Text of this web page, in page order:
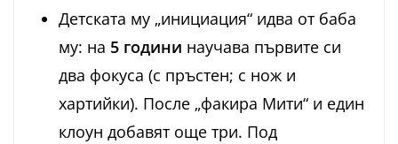
Детската му „инициация“ идва от баба
му: на 5 години научава първите си
два фокуса (с пръстен; с нож и
хартийки). После „факира Мити“ и един
клоун добавят още три. Под